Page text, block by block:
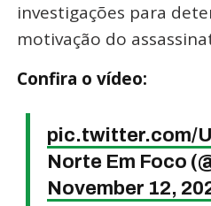
investigações para
motivação do
Confira o vídeo:
pic.twitter.com/
Norte Em Foco
November 12,